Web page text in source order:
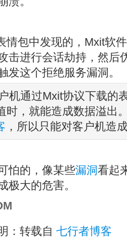
情包中发现的，Mxit软
击进行会话劫持，然后
发这个拒绝服务漏洞。
机通过Mxit协议下载的
时，就能造成数据溢出
，所以只能对客户机造
怕的，像某些漏洞看起
极大的危害。
：转载自 七行者博客